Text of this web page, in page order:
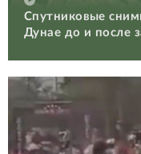
Спутниковые
Дунае до и после